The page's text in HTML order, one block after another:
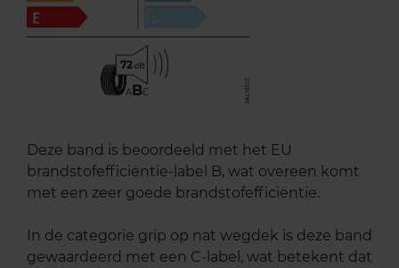
72
ABC
Deze band is beoordeeld met het EU
brandstofefficiëntie-label B, wat overeen komt
met een zeer goede brandstofefficiëntie.
In de categorie grip op nat wegdek is deze band
gewaardeerd met een C-label, wat betekent dat